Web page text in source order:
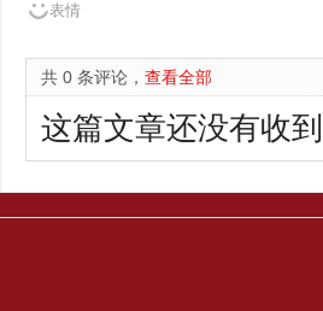
表情
共 0 条评论， 查看全部
这篇文章还没有收